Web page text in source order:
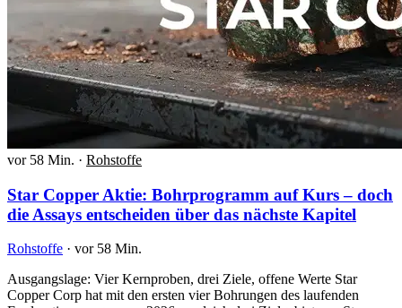
vor 58 Min. · Rohstoffe
Star Copper Aktie: Bohrprogramm auf Kurs – doch
die Assays entscheiden über das nächste Kapitel
Rohstoffe · vor 58 Min.
Ausgangslage: Vier Kernproben, drei Ziele, offene Werte Star
Copper Corp hat mit den ersten vier Bohrungen des laufenden